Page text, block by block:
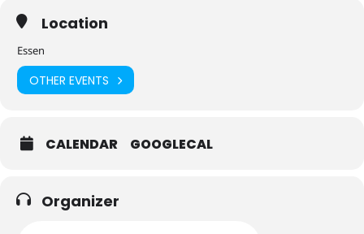
Location
Essen
OTHER EVENTS
CALENDAR GOOGLECAL
Organizer